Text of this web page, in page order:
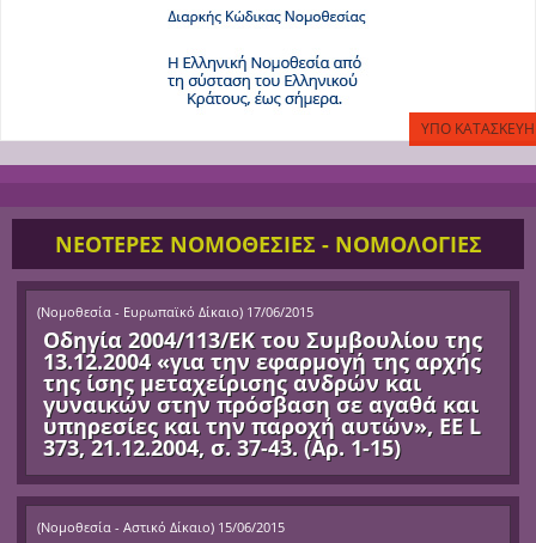
ΝΕΟΤΕΡΕΣ ΝΟΜΟΘΕΣΙΕΣ - ΝΟΜΟΛΟΓΙΕΣ
(Νομοθεσία - Ευρωπαϊκό Δίκαιο) 17/06/2015
Οδηγία 2004/113/ΕΚ του Συμβουλίου της
13.12.2004 «για την εφαρμογή της αρχής
της ίσης μεταχείρισης ανδρών και
γυναικών στην πρόσβαση σε αγαθά και
υπηρεσίες και την παροχή αυτών», ΕΕ L
373, 21.12.2004, σ. 37-43. (Αρ. 1-15)
(Νομοθεσία - Αστικό Δίκαιο) 15/06/2015